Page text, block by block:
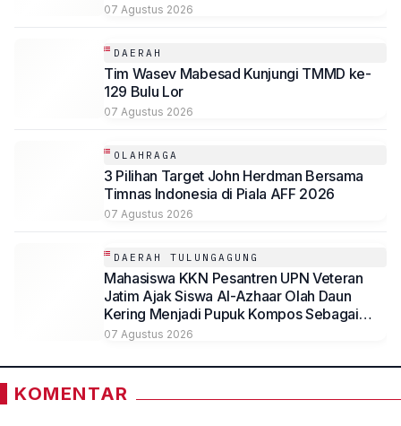
07 Agustus 2026
DAERAH
Tim Wasev Mabesad Kunjungi TMMD ke-
129 Bulu Lor
07 Agustus 2026
OLAHRAGA
3 Pilihan Target John Herdman Bersama
Timnas Indonesia di Piala AFF 2026
07 Agustus 2026
DAERAH TULUNGAGUNG
Mahasiswa KKN Pesantren UPN Veteran
Jatim Ajak Siswa Al-Azhaar Olah Daun
Kering Menjadi Pupuk Kompos Sebagai
Solusi Ramah Lingkungan
07 Agustus 2026
KOMENTAR